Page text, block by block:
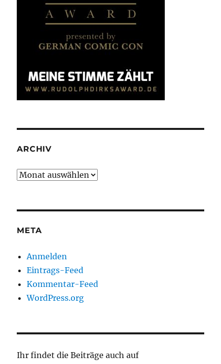
ARCHIV
Archiv
META
Anmelden
Eintrags-Feed
Kommentar-Feed
WordPress.org
Ihr findet die Beiträge auch auf